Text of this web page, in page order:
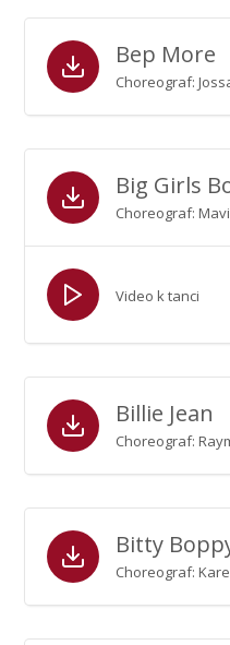
Bep More
Choreograf:
Big Girls
Choreograf:
Video k tanci
Billie Jean
Choreograf:
Bitty
Choreograf: